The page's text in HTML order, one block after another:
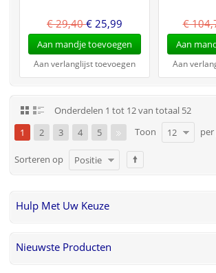
€ 29,40€ 25,99
Aan mandje toevoegen
Aan verlanglijst toevoegen
€
Aan
Aan
Onderdelen 1 tot 12 van totaal 52
1
2 3 4 5 Toon 12
Sorteren op Positie
Hulp Met Uw Keuze
Nieuwste Producten